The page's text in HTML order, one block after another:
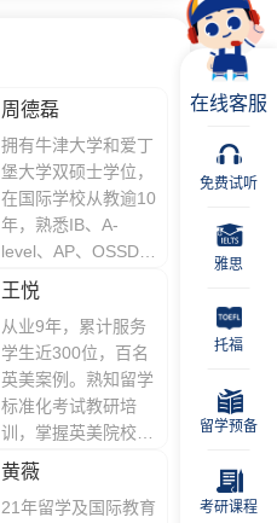
周德磊
拥有牛津大学和爱丁
堡大学双硕士学位，
在国际学校从教逾10
年，熟悉IB、A-
level、AP、OSSD、
DSE等多种国际课
程。他擅长为学生提
供个性化、全方位的
留学申请服务，以为
每个学生赋能为使
命，助力学生申请牛
剑等世界大学。
王悦
从业9年，累计服务
学生近300位，百名
英美案例。熟知留学
标准化考试教研培
训，掌握英美院校申
请流程和录取标准，
有留学整体规划、活
动规划、备考辅导的
黄薇
21年留学及国际教育
在线客服
免费试听
雅思
托福
留学预备
考研课程